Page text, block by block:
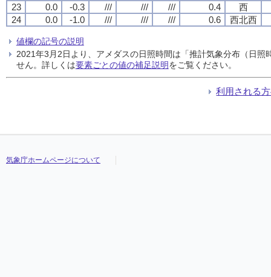
23
0.0 -0.3 /// /// /// 0.4
西
24
0.0 -1.0 /// /// /// 0.6 西北西
値欄の記号の説明
2021年3月2日より、アメダスの日照時間は「推計気象分布（日
せん。詳しくは要素ごとの値の補足説明をご覧ください。
利用される
気象庁ホームページについて